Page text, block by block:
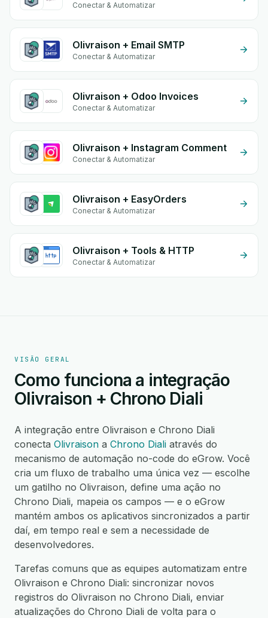
Conectar & Automatizar
Olivraison + Email SMTP
Conectar & Automatizar
Olivraison + Odoo Invoices
Conectar & Automatizar
Olivraison + Instagram Comment
Conectar & Automatizar
Olivraison + EasyOrders
Conectar & Automatizar
Olivraison + Tools & HTTP
Conectar & Automatizar
VISÃO GERAL
Como funciona a integração
Olivraison + Chrono Diali
A integração entre Olivraison e Chrono Diali
conecta Olivraison a Chrono Diali através do
mecanismo de automação no-code do eGrow. Você
cria um fluxo de trabalho uma única vez — escolhe
um gatilho no Olivraison, define uma ação no
Chrono Diali, mapeia os campos — e o eGrow
mantém ambos os aplicativos sincronizados a partir
daí, em tempo real e sem a necessidade de
desenvolvedores.
Tarefas comuns que as equipes automatizam entre
Olivraison e Chrono Diali: sincronizar novos
registros do Olivraison no Chrono Diali, enviar
atualizações do Chrono Diali de volta para o